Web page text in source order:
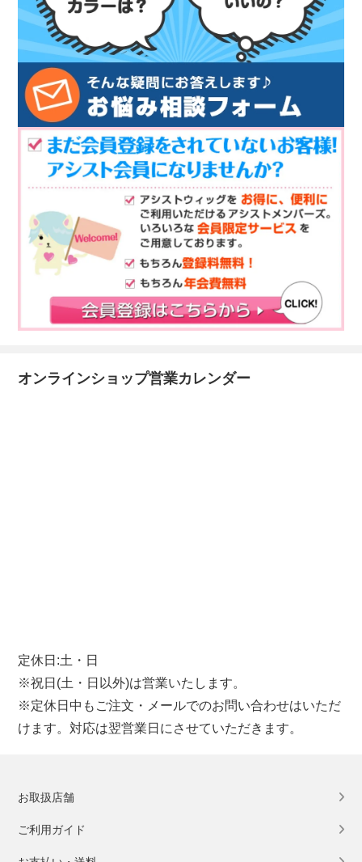
オンラインショップ営業カレンダー
定休日:土・日
※祝日(土・日以外)は営業いたします。
※定休日中もご注文・メールでのお問い合わせはいただ
けます。対応は翌営業日にさせていただきます。
お取扱店舗
ご利用ガイド